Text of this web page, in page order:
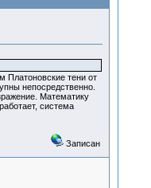
Платоновские тени от
непосредственно.
Математику
система
Записан